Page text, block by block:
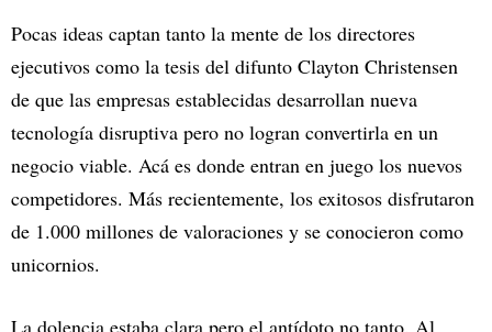
Pocas ideas captan tanto la mente de los directores
ejecutivos como la tesis del difunto Clayton Christensen
de que las empresas establecidas desarrollan nueva
tecnología disruptiva pero no logran convertirla en un
negocio viable. Acá es donde entran en juego los nuevos
competidores. Más recientemente, los exitosos disfrutaron
de 1.000 millones de valoraciones y se conocieron como
unicornios.